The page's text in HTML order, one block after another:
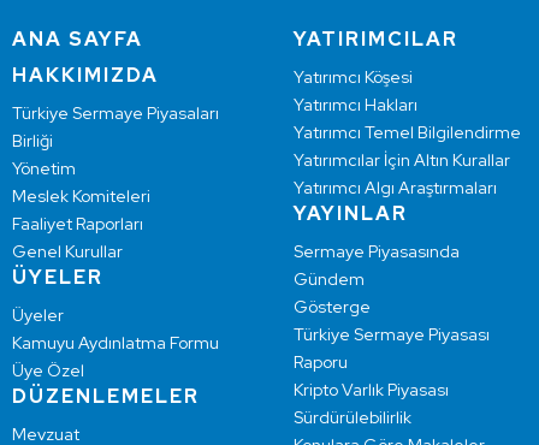
ANA SAYFA
HAKKIMIZDA
Türkiye Sermaye Piyasaları
Birliği
Yönetim
Meslek Komiteleri
Faaliyet Raporları
Genel Kurullar
ÜYELER
Üyeler
Kamuyu Aydınlatma Formu
Üye Özel
DÜZENLEMELER
Mevzuat
YATIRIMCILAR
Yatırımcı Köşesi
Yatırımcı Hakları
Yatırımcı Temel Bilgilendirme
Yatırımcılar İçin Altın Kurallar
Yatırımcı Algı Araştırmaları
YAYINLAR
Sermaye Piyasasında
Gündem
Gösterge
Türkiye Sermaye Piyasası
Raporu
Kripto Varlık Piyasası
Sürdürülebilirlik